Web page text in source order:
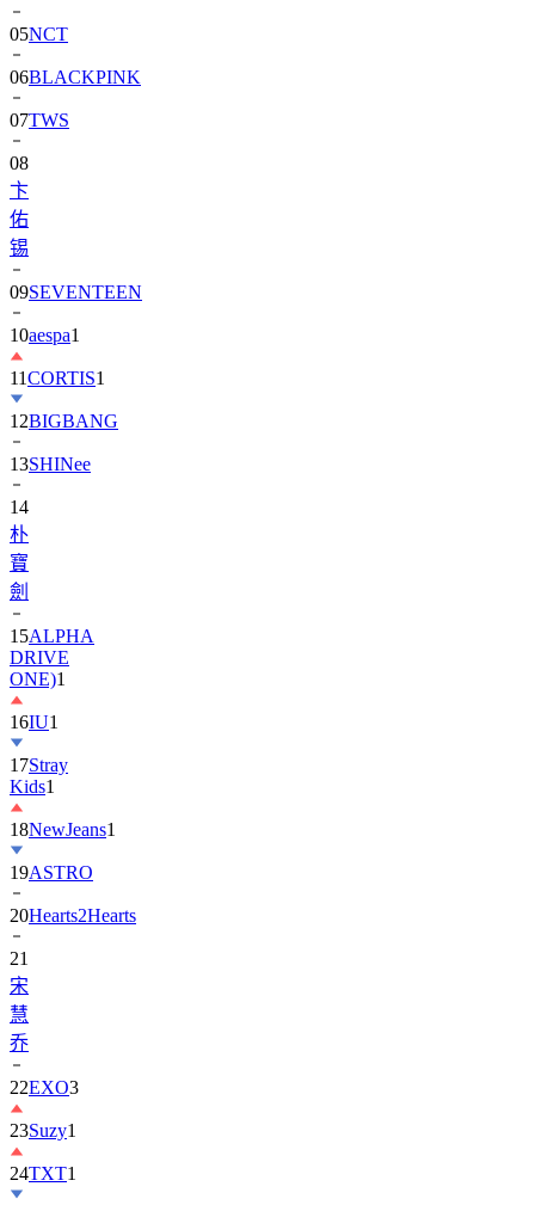
06BLACKPINK
07TWS
08
卞
佑
锡
09
10aespa1
11CORTIS
12BIGBANG
13SHINee
14
朴
寶
劍
15
DRIVE
ONE)1
16IU1
17Stray
Kids
18NewJeans
19ASTRO
20Hearts2Hearts
21
宋
慧
乔
22
23Suzy1
24TXT1
25IDID1